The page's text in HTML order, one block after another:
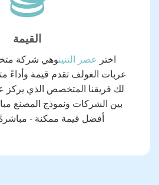
القيمة
اختر عصر التنينوهي شركة
عربات الغولف تقدم قيمة وأداءً
لك فريقنا المتخصص الذي يركز
بين الشركات ونموذج المصنع
أفضل قيمة ممكنة -